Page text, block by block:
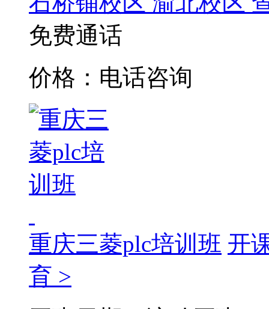
免费通话
价格：电话咨询
重庆三菱plc培训班 开
育 >